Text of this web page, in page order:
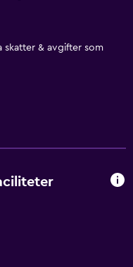
skatter & avgifter som